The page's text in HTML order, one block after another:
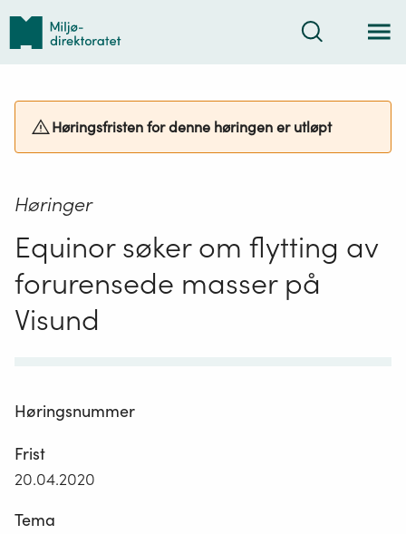
Tilbake
forsiden
Søk
Høringsfristen for denne høringen er utløpt
Høringer
Equinor søker om flytting av
forurensede masser på
Visund
Høringsnummer
Frist
20.04.2020
Tema